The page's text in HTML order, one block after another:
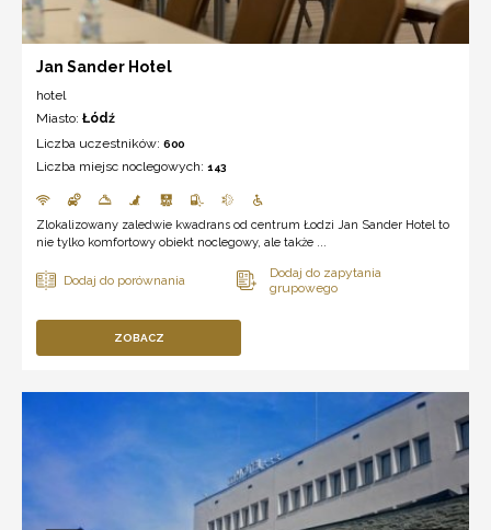
Jan Sander Hotel
hotel
Miasto: Łódź
Liczba uczestników: 600
Liczba miejsc noclegowych: 143
Zlokalizowany zaledwie kwadrans od centrum Łodzi Jan Sander Hotel to
nie tylko komfortowy obiekt noclegowy, ale także ...
ZOBACZ